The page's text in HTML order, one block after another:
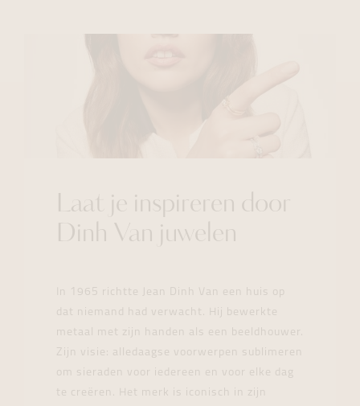
Laat je inspireren door
Dinh Van juwelen
In 1965 richtte Jean Dinh Van een huis op
dat niemand had verwacht. Hij bewerkte
metaal met zijn handen als een beeldhouwer.
Zijn visie: alledaagse voorwerpen sublimeren
om sieraden voor iedereen en voor elke dag
te creëren. Het merk is iconisch in zijn